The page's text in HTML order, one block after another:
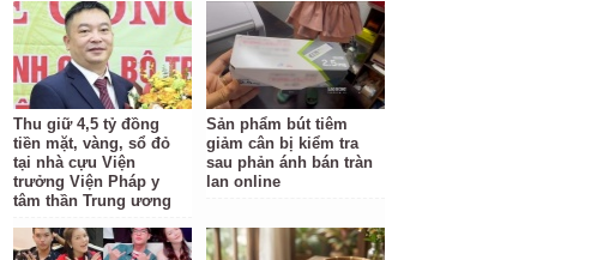
Thu giữ 4,5 tỷ đồng
tiền mặt, vàng, sổ đỏ
tại nhà cựu Viện
trưởng Viện Pháp y
tâm thần Trung ương
Sản phẩm bút tiêm
giảm cân bị kiểm tra
sau phản ánh bán tràn
lan online